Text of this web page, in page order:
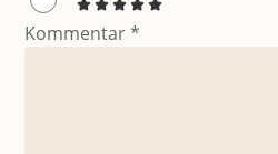
Kommentar*